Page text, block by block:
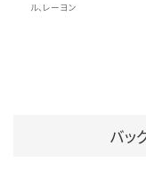
ル、レーヨン
バッ